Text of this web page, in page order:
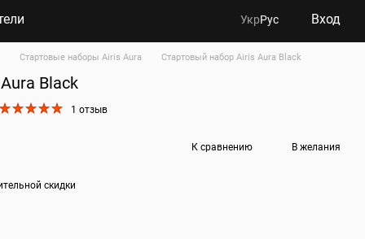
УкрРус Вход
Cтартовые наборы Airis Aura Стартовый набор Airis Aura Black
Black
1 отзыв
К сравнению В желания
скидки